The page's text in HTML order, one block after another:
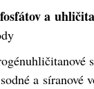
a
a síranové